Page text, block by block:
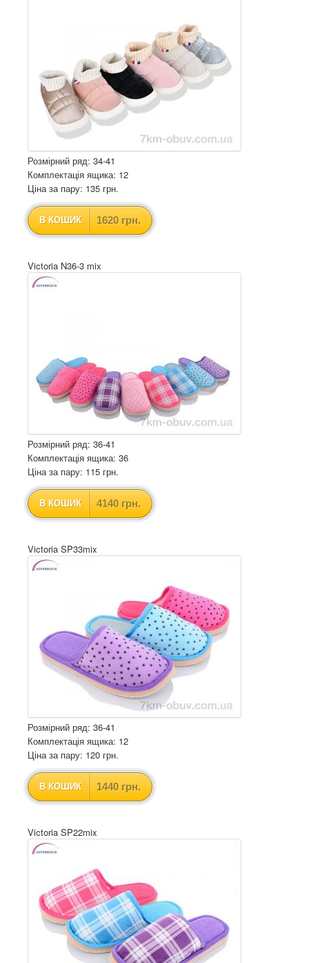
Розмірний ряд: 34-41
Комплектація ящика: 12
Ціна за пару: 135 грн.
В КОШИК 1620 грн.
Victoria N36-3 mix
Розмірний ряд: 36-41
Комплектація ящика: 36
Ціна за пару: 115 грн.
В КОШИК 4140 грн.
Victoria SP33mix
Розмірний ряд: 36-41
Комплектація ящика: 12
Ціна за пару: 120 грн.
В КОШИК 1440 грн.
Victoria SP22mix